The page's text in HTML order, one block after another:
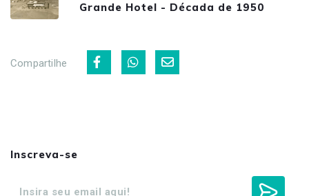
Grande Hotel - Década de 1950
Compartilhe
Inscreva-se